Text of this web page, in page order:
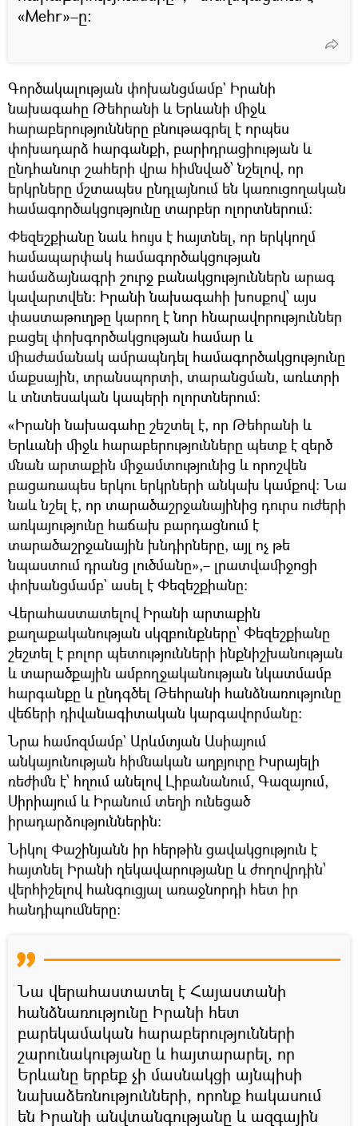
«Mehr»–ը։
Գործակալության փոխանցմամբ` Իրանի
նախագահը Թեհրանի և Երևանի միջև
հարաբերությունները բնութագրել է որպես
փոխադարձ հարգանքի, բարիդրացիության և
ընդհանուր շահերի վրա հիմնված՝ նշելով, որ
երկրները մշտապես ընդլայնում են կառուցողական
համագործակցությունը տարբեր ոլորտներում։
Փեզեշքիանը նաև հույս է հայտնել, որ երկկողմ
համապարփակ համագործակցության
համաձայնագրի շուրջ բանակցություններն արագ
կավարտվեն։ Իրանի նախագահի խոսքով՝ այս
փաստաթուղթը կարող է նոր հնարավորություններ
բացել փոխգործակցության համար և
միաժամանակ ամրապնդել համագործակցությունը
մաքսային, տրանսպորտի, տարանցման, առևտրի
և տնտեսական կապերի ոլորտներում։
«Իրանի նախագահը շեշտել է, որ Թեհրանի և
Երևանի միջև հարաբերությունները պետք է զերծ
մնան արտաքին միջամտությունից և որոշվեն
բացառապես երկու երկրների անկախ կամքով։ Նա
նաև նշել է, որ տարածաշրջանայինից դուրս ուժերի
առկայությունը հաճախ բարդացնում է
տարածաշրջանային խնդիրները, այլ ոչ թե
նպաստում դրանց լուծմանը»,– լրատվամիջոցի
փոխանցմամբ` ասել է Փեզեշքիանը։
Վերահաստատելով Իրանի արտաքին
քաղաքականության սկզբունքները՝ Փեզեշքիանը
շեշտել է բոլոր պետությունների ինքնիշխանության
և տարածքային ամբողջականության նկատմամբ
հարգանքը և ընդգծել Թեհրանի հանձնառությունը
վեճերի դիվանագիտական կարգավորմանը։
Նրա համոզմամբ` Արևմտյան Ասիայում
անկայունության հիմնական աղբյուրը Իսրայելի
ռեժիմն է՝ հղում անելով Լիբանանում, Գազայում,
Սիրիայում և Իրանում տեղի ունեցած
իրադարձություններին։
Նիկոլ Փաշինյանն իր հերթին ցավակցություն է
հայտնել Իրանի ղեկավարությանը և ժողովրդին՝
վերհիշելով հանգուցյալ առաջնորդի հետ իր
հանդիպումները։
Նա վերահաստատել է Հայաստանի
հանձնառությունը Իրանի հետ
բարեկամական հարաբերությունների
շարունակությանը և հայտարարել, որ
Երևանը երբեք չի մասնակցի այնպիսի
նախաձեռնությունների, որոնք հակասում
են Իրանի անվտանգությանը և ազգային